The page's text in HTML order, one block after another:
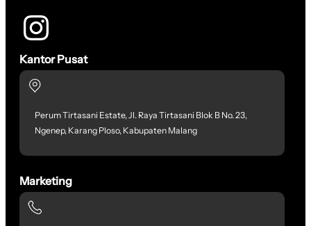
Kantor Pusat
Perum Tirtasani Estate, Jl. Raya Tirtasani Blok B No. 23,
Ngenep, Karang Ploso, Kabupaten Malang
Marketing